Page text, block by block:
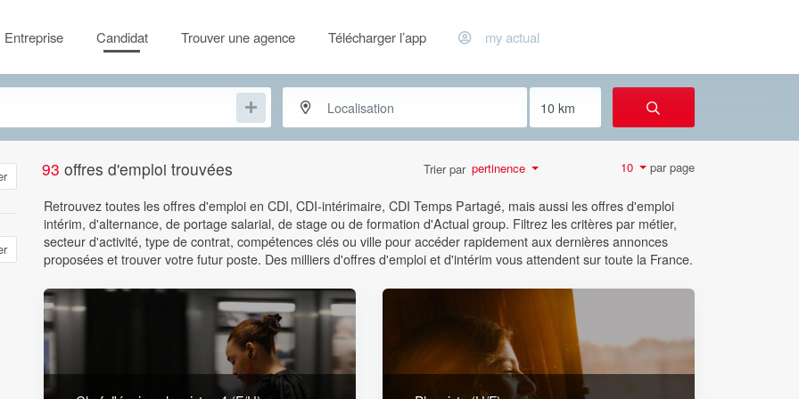
Entreprise Candidat Trouver une agence Télécharger l’app my actual
93 offres d'emploi trouvées Trier par pertinence 10 par page
Retrouvez toutes les offres d'emploi en CDI, CDI-intérimaire, CDI Temps Partagé, mais aussi les offres d'emploi
intérim, d'alternance, de portage salarial, de stage ou de formation d'Actual group. Filtrez les critères par métier,
secteur d'activité, type de contrat, compétences clés ou ville pour accéder rapidement aux dernières annonces
proposées et trouver votre futur poste. Des milliers d'offres d'emploi et d'intérim vous attendent sur toute la France.